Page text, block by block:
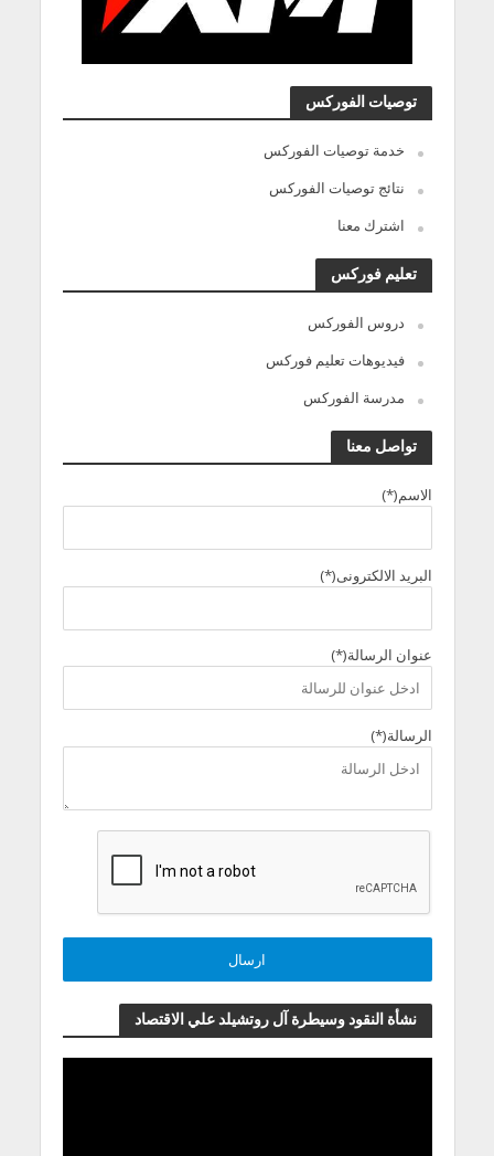
توصيات الفوركس
خدمة توصيات الفوركس
نتائج توصيات الفوركس
اشترك معنا
تعليم فوركس
دروس الفوركس
فيديوهات تعليم فوركس
مدرسة الفوركس
تواصل معنا
الاسم(*)
البريد الالكترونى(*)
عنوان الرسالة(*)
الرسالة(*)
نشأة النقود وسيطرة آل روتشيلد علي الاقتصاد